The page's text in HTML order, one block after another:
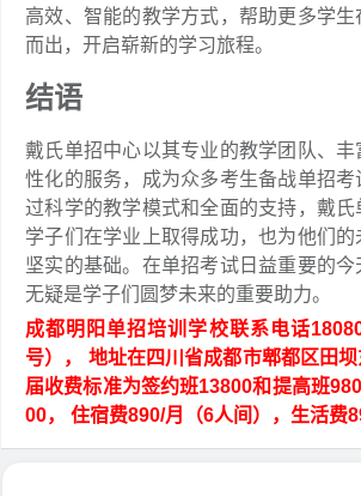
高效、智能的教学方式，帮助更多学
而出，开启崭新的学习旅程。
结语
戴氏单招中心以其专业的教学团队、
性化的服务，成为众多考生备战单招
过科学的教学模式和全面的支持，戴
学子们在学业上取得成功，也为他们
坚实的基础。在单招考试日益重要的
无疑是学子们圆梦未来的重要助力。
成都明阳单招培训学校联系电话
号）， 地址在四川省成都市郫都区田
届收费标准为签约班13800和提高班
00， 住宿费890/月（6人间），生活费